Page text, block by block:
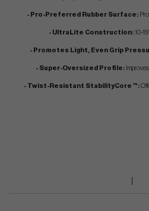
- Pro-Preferred Rubber Surface:
- UltraLite Construction: 10-
- Promotes Light, Even Grip
- Super-Oversized Profile:Improves
- Twist-Resistant StabilityCore ™: